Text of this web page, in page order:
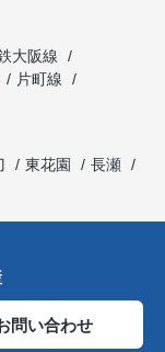
大阪線
片町線
東花園
長瀬
問い合わせ